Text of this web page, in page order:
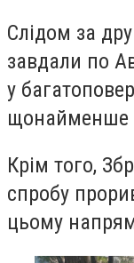
Слідом за
завдали по
у
щонайменше
Крім того,
спробу
цьому